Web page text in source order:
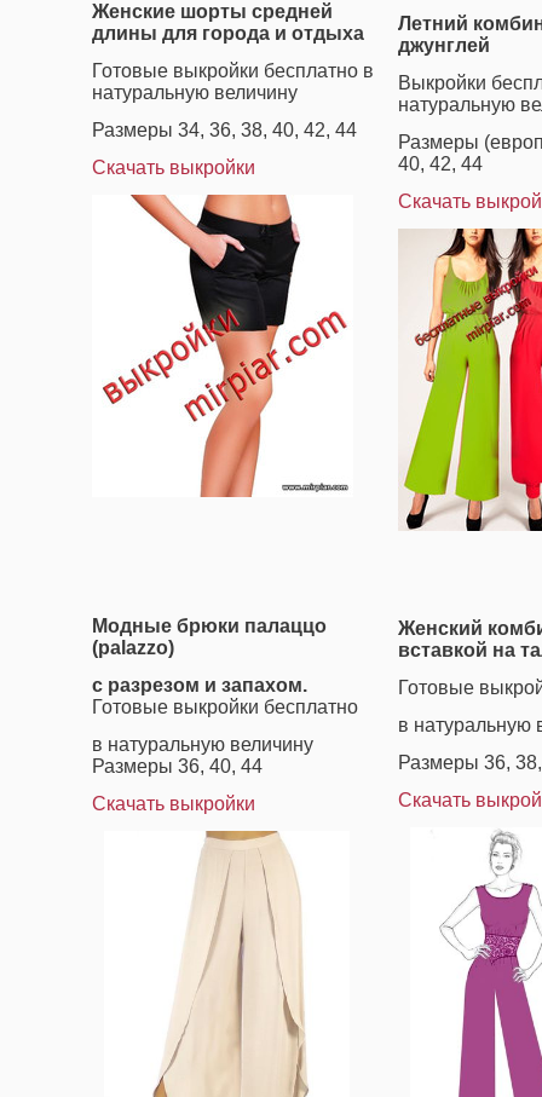
Женские шорты средней
длины для города и отдыха
Готовые выкройки бесплатно в
натуральную величину
Размеры 34, 36, 38, 40, 42, 44
Скачать выкройки
Летний
джунглей
Выкройки
натуральную
Размеры
40, 42, 44
Скачать
Модные брюки палаццо
(palazzo)
с разрезом и запахом.
Готовые выкройки бесплатно
в натуральную величину
Размеры 36, 40, 44
Скачать выкройки
Женский
вставкой на
Готовые
в натуральную
Размеры 36,
Скачать